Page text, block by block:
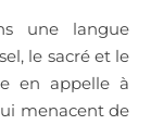
une langue
le sacré et le
en appelle à
menacent de